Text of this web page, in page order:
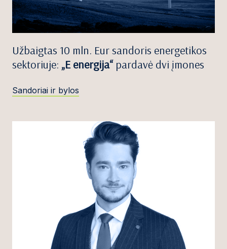
Užbaigtas 10 mln. Eur sandoris energetikos
sektoriuje: „E energija“pardavė dvi įmones
Sandoriai ir bylos